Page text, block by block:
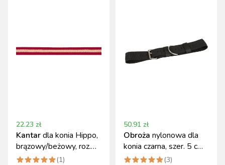
22.23 zł
Kantardla konia Hippo,
brązowy/beżowy, roz.
Foal, Covalliero
(1)
50.91 zł
Obroża nylonowa dla
konia czarna, szer. 5 cm,
rozmiar Full Covalliero
(3)